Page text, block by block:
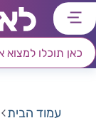
דלג
לתפריט
ראשי
דלג
לרכיב
חיפוש
דלג
לתוכן
מרכזי
דלג
לאזור
קישורים
עמוד הבית